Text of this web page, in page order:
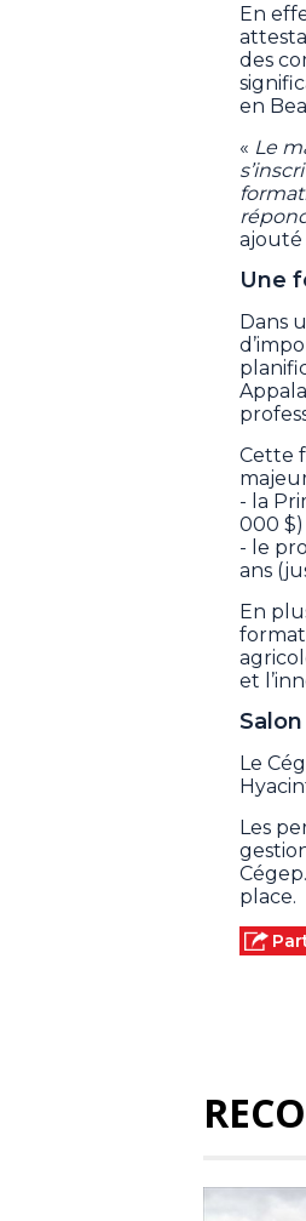
En
des
en
« Le
ajouté
Une
Dans
Cette
- la
000 $)
- le
ans
En
et
Le
Les
place.